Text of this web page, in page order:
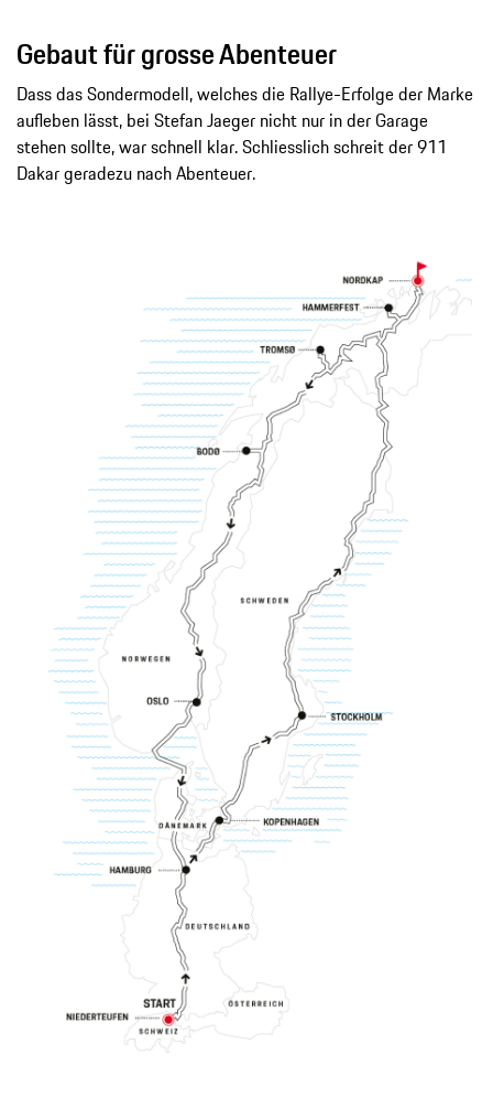
Gebaut für grosse Abenteuer
Dass das Sondermodell, welches die Rallye-Erfolge der Marke
aufleben lässt, bei Stefan Jaeger nicht nur in der Garage
stehen sollte, war schnell klar. Schliesslich schreit der 911
Dakar geradezu nach Abenteuer.